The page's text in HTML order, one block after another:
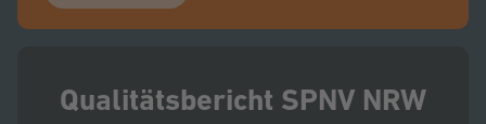
Qualitätsbericht SPNV NRW